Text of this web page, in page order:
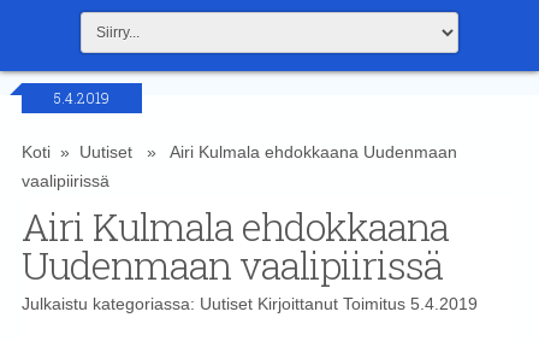
5.4.2019
Koti» Uutiset» Airi Kulmala ehdokkaana Uudenmaan
vaalipiirissä
Airi Kulmala ehdokkaana
Uudenmaan vaalipiirissä
Julkaistu kategoriassa: UutisetKirjoittanut Toimitus5.4.2019